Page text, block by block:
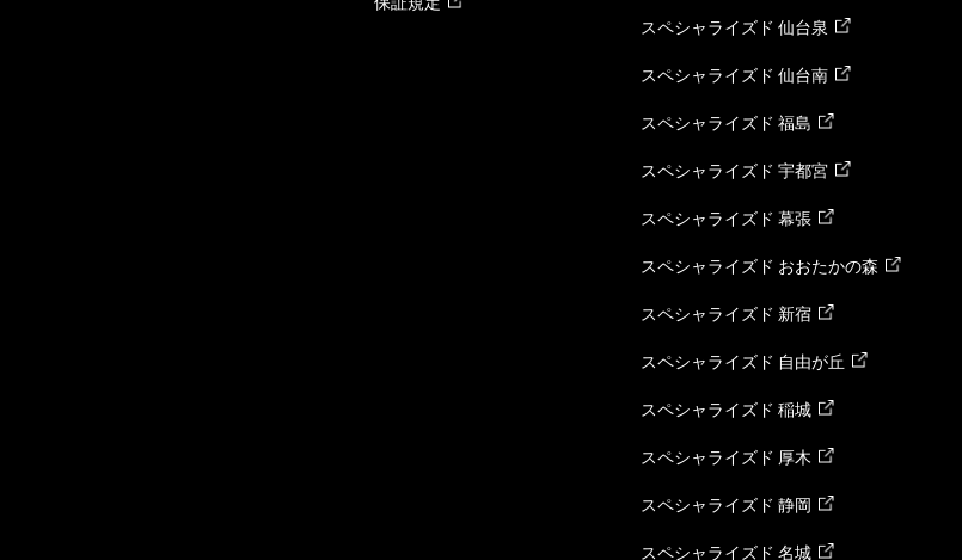
スペシャライズド 仙台泉
スペシャライズド 仙台南
スペシャライズド 福島
スペシャライズド 宇都宮
スペシャライズド 幕張
スペシャライズド おおたかの森
スペシャライズド 新宿
スペシャライズド 自由が丘
スペシャライズド 稲城
スペシャライズド 厚木
スペシャライズド 静岡
スペシャライズド 名城